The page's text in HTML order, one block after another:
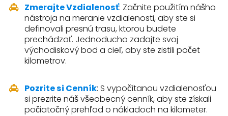
Zmerajte Vzdialenosť: Začnite použitím nášho
nástroja na meranie vzdialenosti, aby ste si
definovali presnú trasu, ktorou budete
prechádzať. Jednoducho zadajte svoj
východiskový bod a cieľ, aby ste zistili počet
kilometrov.
Pozrite si Cenník: S vypočítanou vzdialenosťou
si prezrite náš všeobecný cenník, aby ste získali
počiatočný prehľad o nákladoch na kilometer.